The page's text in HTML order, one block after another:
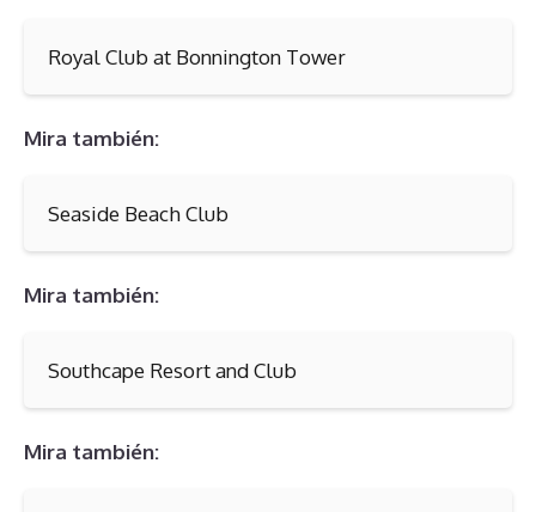
Royal Club at Bonnington Tower
Mira también:
Seaside Beach Club
Mira también:
Southcape Resort and Club
Mira también: